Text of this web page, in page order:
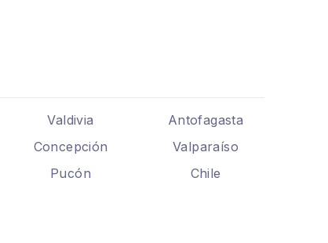
Valdivia
Antofagasta
Concepción
Valparaíso
Pucón
Chile